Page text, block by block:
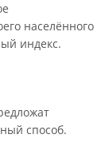
населённого
индекс.
способ.